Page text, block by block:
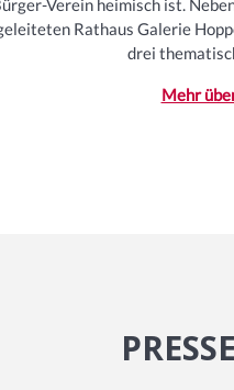
Verein heimisch ist.
Rathaus Galerie
drei
Mehr